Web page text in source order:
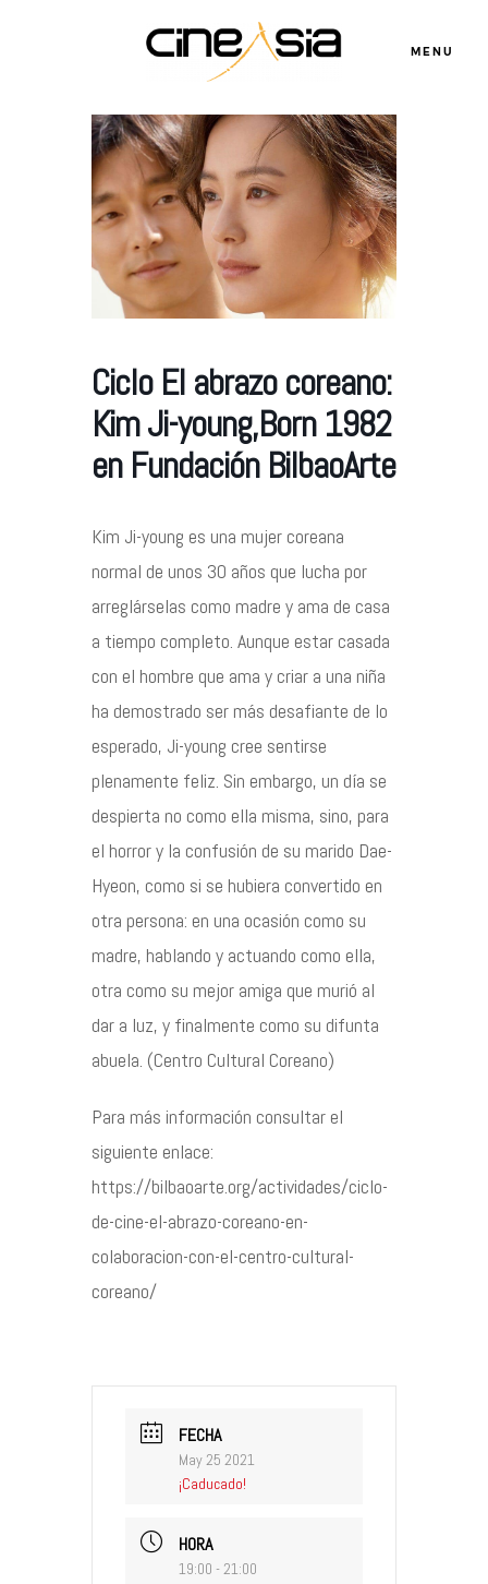
MENU
Ciclo El abrazo coreano:
Kim Ji-young,Born 1982
en Fundación BilbaoArte
Kim Ji-young es una mujer coreana
normal de unos 30 años que lucha por
arreglárselas como madre y ama de casa
a tiempo completo. Aunque estar casada
con el hombre que ama y criar a una niña
ha demostrado ser más desafiante de lo
esperado, Ji-young cree sentirse
plenamente feliz. Sin embargo, un día se
despierta no como ella misma, sino, para
el horror y la confusión de su marido Dae-
Hyeon, como si se hubiera convertido en
otra persona: en una ocasión como su
madre, hablando y actuando como ella,
otra como su mejor amiga que murió al
dar a luz, y finalmente como su difunta
abuela. (Centro Cultural Coreano)
Para más información consultar el
siguiente enlace:
https://bilbaoarte.org/actividades/ciclo-
de-cine-el-abrazo-coreano-en-
colaboracion-con-el-centro-cultural-
coreano/
FECHA
May 25 2021
¡Caducado!
HORA
19:00 - 21:00
Servicios
©2026 COPYRIGHT FLOTHEMES